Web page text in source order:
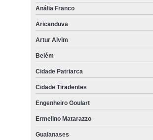
Anália Franco
Aricanduva
Artur Alvim
Belém
Cidade Patriarca
Cidade Tiradentes
Engenheiro Goulart
Ermelino Matarazzo
Guaianases